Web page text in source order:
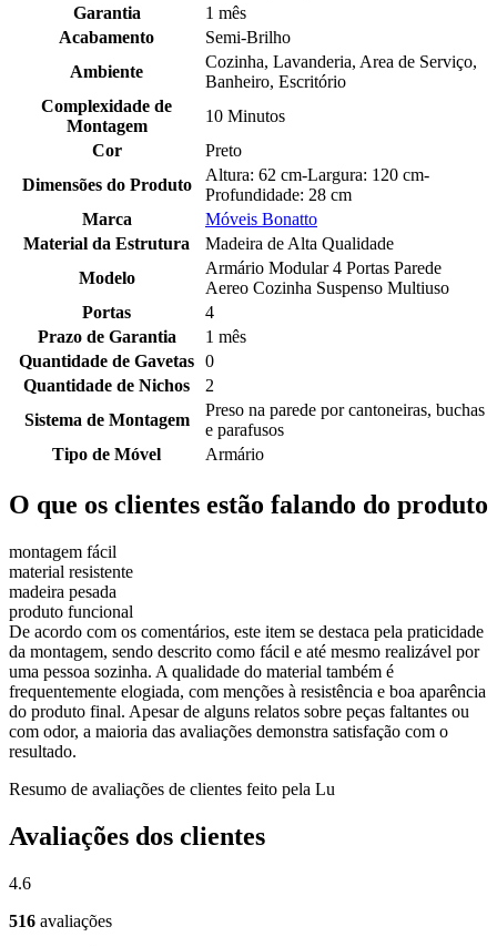
Garantia
1 mês
Acabamento
Semi-Brilho
Ambiente
Cozinha, Lavanderia, Area de Serviço,
Banheiro, Escritório
Complexidade de
Montagem
10 Minutos
Cor
Preto
Dimensões do Produto
Altura: 62 cm-Largura: 120 cm-
Profundidade: 28 cm
Marca
Móveis Bonatto
Material da Estrutura
Madeira de Alta Qualidade
Modelo
Armário Modular 4 Portas Parede
Aereo Cozinha Suspenso Multiuso
Portas
4
Prazo de Garantia
1 mês
Quantidade de Gavetas 0
Quantidade de Nichos
2
Sistema de Montagem
Preso na parede por cantoneiras, buchas
e parafusos
Tipo de Móvel
Armário
O que os clientes estão falando do produto
montagem fácil
material resistente
madeira pesada
produto funcional
De acordo com os comentários, este item se destaca pela praticidade
da montagem, sendo descrito como fácil e até mesmo realizável por
uma pessoa sozinha. A qualidade do material também é
frequentemente elogiada, com menções à resistência e boa aparência
do produto final. Apesar de alguns relatos sobre peças faltantes ou
com odor, a maioria das avaliações demonstra satisfação com o
resultado.
Resumo de avaliações de clientes feito pela Lu
Avaliações dos clientes
4.6
516 avaliações